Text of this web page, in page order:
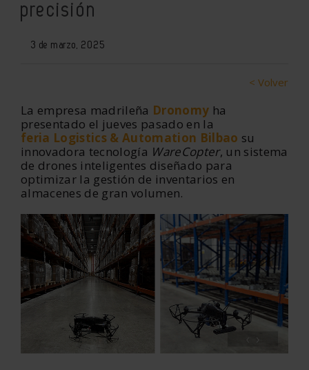
precisión
3 de marzo, 2025
< Volver
La empresa madrileña Dronomy ha
presentado el jueves pasado en la
feria Logistics & Automation Bilbao su
innovadora tecnología WareCopter, un sistema
de drones inteligentes diseñado para
optimizar la gestión de inventarios en
almacenes de gran volumen.